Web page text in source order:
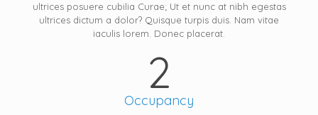
ultrices posuere cubilia Curae; Ut et nunc at nibh egestas
ultrices dictum a dolor? Quisque turpis duis. Nam vitae
iaculis lorem. Donec placerat.
2
Occupancy